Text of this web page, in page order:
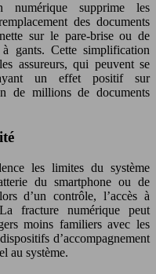
numérique supprime les
des documents
sur le pare-brise ou de
gants. Cette simplification
assureurs, qui peuvent se
un effet positif sur
de millions de documents
les limites du système
du smartphone ou de
d’un contrôle, l’accès à
fracture numérique peut
moins familiers avec les
d’accompagnement
au système.